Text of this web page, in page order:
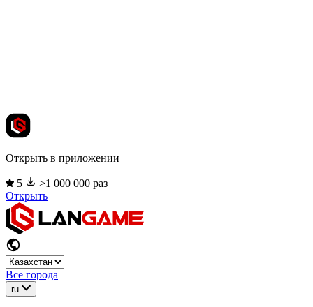
Открыть в приложении
5
>1 000 000 раз
Открыть
Все города
ru